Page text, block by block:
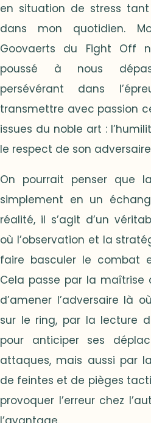
en situation de stress
dans mon quotidien.
Goovaerts du Fight Off
poussé à nous
persévérant dans
transmettre avec passion
issues du noble art :
le respect de son
On pourrait penser que
simplement en un
réalité, il s’agit d’un
où l’observation et la
faire basculer le combat
Cela passe par la maîtrise
d’amener l’adversaire là
sur le ring, par la lecture
pour anticiper ses
attaques, mais aussi par
de feintes et de pièges
provoquer l’erreur chez